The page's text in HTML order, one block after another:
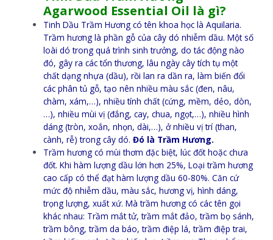
Agarwood Essential Oil là gì?
Tinh Dầu Trầm Hương có tên khoa học là Aquilaria.
Trầm hương là phần gỗ của cây dó nhiễm dầu. Một số
loài dó trong quá trình sinh trưởng, do tác động nào
đó, gây ra các tổn thương, lâu ngày cây tích tụ một
chất dạng nhựa (dầu), rồi lan ra dần ra, làm biến đổi
các phân tủ gỗ, tạo nên nhiều màu sắc (đen, nâu,
chàm, xám,…), nhiều tính chất (cứng, mềm, dẻo, dòn,
…), nhiều mùi vị (đắng, cay, chua, ngọt,…), nhiều hình
dáng (tròn, xoắn, nhọn, dài,…), ở nhiều vị trí (than,
cành, rễ) trong cây dó.Đó là Trầm Hương.
Trầm hương có mùi thơm đặc biệt, lúc đốt hoặc chưa
đốt. Khi hàm lượng dầu lớn hơn 25%, Loại trầm hương
cao cấp có thể đạt hàm lượng dầu 60-80%. Căn cứ
mức độ nhiễm dầu, màu sắc, hương vị, hình dáng,
trọng lượng, xuất xứ. Mà trầm hương có các tên gọi
khác nhau: Trầm mắt tử, trầm mắt đảo, trầm bọ sánh,
trầm bông, trầm da báo, trầm điệp lá, trầm điệp trai,